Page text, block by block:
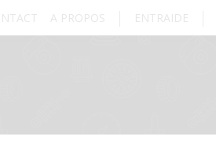
A PROPOS ENTRAIDE